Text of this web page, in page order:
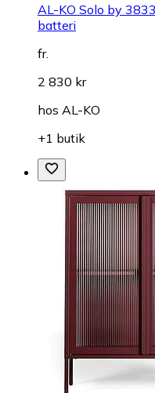
AL-KO Solo by
batteri
fr.
2 830 kr
hos AL-KO
+1 butik